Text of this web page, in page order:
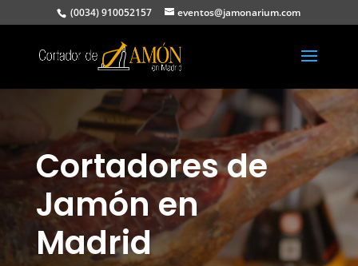
(0034) 910052157 eventos@jamonarium.com
Cortadores de
Jamón en
Madrid